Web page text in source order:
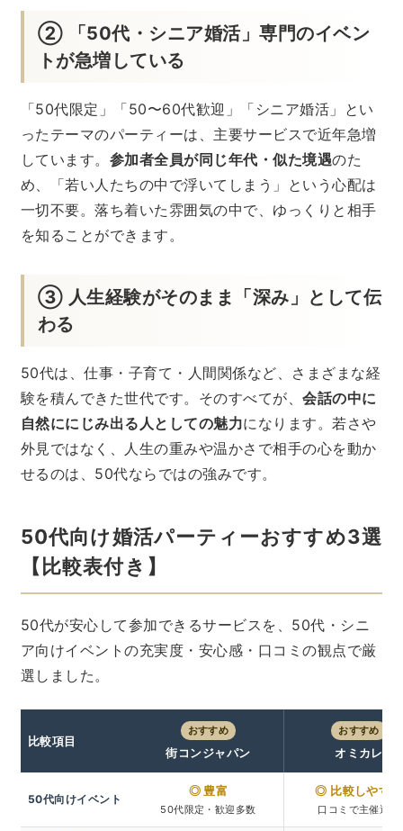
② 「50代・シニア婚活」専門のイベン
トが急増している
「50代限定」「50〜60代歓迎」「シニア婚活」とい
ったテーマのパーティーは、主要サービスで近年急増
しています。 参加者全員が同じ年代・似た境遇のた
め、「若い人たちの中で浮いてしまう」という心配は
一切不要。落ち着いた雰囲気の中で、ゆっくりと相手
を知ることができます。
③ 人生経験がそのまま「深み」として伝
わる
50代は、仕事・子育て・人間関係など、さまざまな経
験を積んできた世代です。そのすべてが、会話の中に
自然ににじみ出る人としての魅力になります。若さや
外見ではなく、人生の重みや温かさで相手の心を動か
せるのは、50代ならではの強みです。
50代向け婚活パーティーおすすめ3選
【比較表付き】
50代が安心して参加できるサービスを、50代・シニ
ア向けイベントの充実度・安心感・口コミの観点で厳
選しました。
比較項目
おすすめ
街コンジャパン
おすすめ
オミカレ
50代向けイベント
◎ 豊富
50代限定・歓迎多数
◎ 比較しやすい
口コミで主催選定